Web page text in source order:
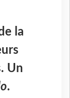
la
Un
.